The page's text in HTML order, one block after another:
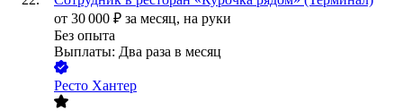
от 30 000 ₽ за месяц, на руки
Без опыта
Выплаты: Два раза в месяц
Ресто Хантер